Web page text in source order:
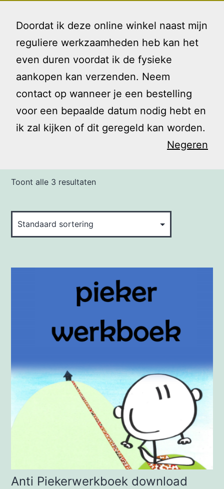
Doordat ik deze online winkel naast mijn
reguliere werkzaamheden heb kan het
even duren voordat ik de fysieke
aankopen kan verzenden. Neem
contact op wanneer je een bestelling
voor een bepaalde datum nodig hebt en
ik zal kijken of dit geregeld kan worden.
Negeren
naar
inhoud
Gezin
Home/ Producten getagged “oefenen”
oefenen
Toont alle 3 resultaten
Anti Piekerwerkboek download